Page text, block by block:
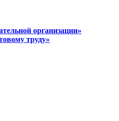
организации»
труду»